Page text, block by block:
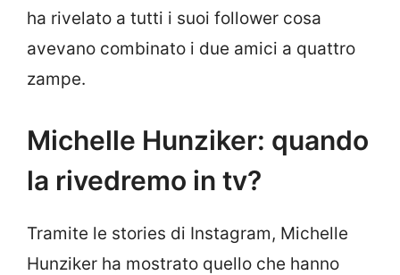
ha rivelato a tutti i suoi follower cosa
avevano combinato i due amici a quattro
zampe.
Michelle Hunziker: quando
la rivedremo in tv?
Tramite le stories di Instagram, Michelle
Hunziker ha mostrato quello che hanno